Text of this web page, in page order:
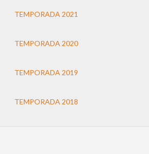
TEMPORADA 2021
TEMPORADA 2020
TEMPORADA 2019
TEMPORADA 2018